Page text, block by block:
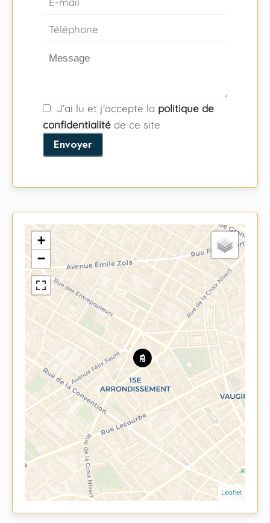
J’ai lu et j'accepte la politique de
confidentialité de ce site
Envoyer
+
−
Leaflet